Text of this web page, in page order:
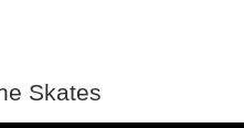
Skates